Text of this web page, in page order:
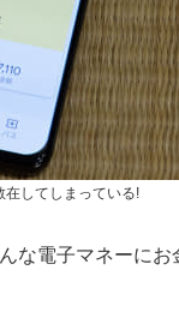
在してしまっている!
な電子マネーにお